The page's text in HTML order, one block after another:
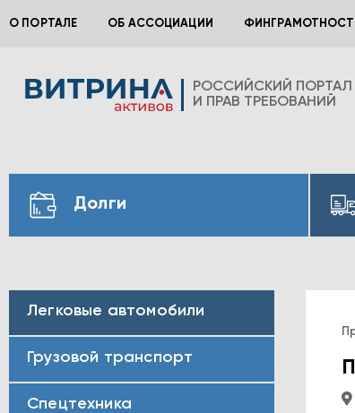
О ПОРТАЛЕ ОБ АССОЦИАЦИИ
РОССИЙСКИЙ ПОРТАЛ
И ПРАВ ТРЕБОВАНИЙ
Долги
Легковые автомобили
Грузовой транспорт
Спецтехника